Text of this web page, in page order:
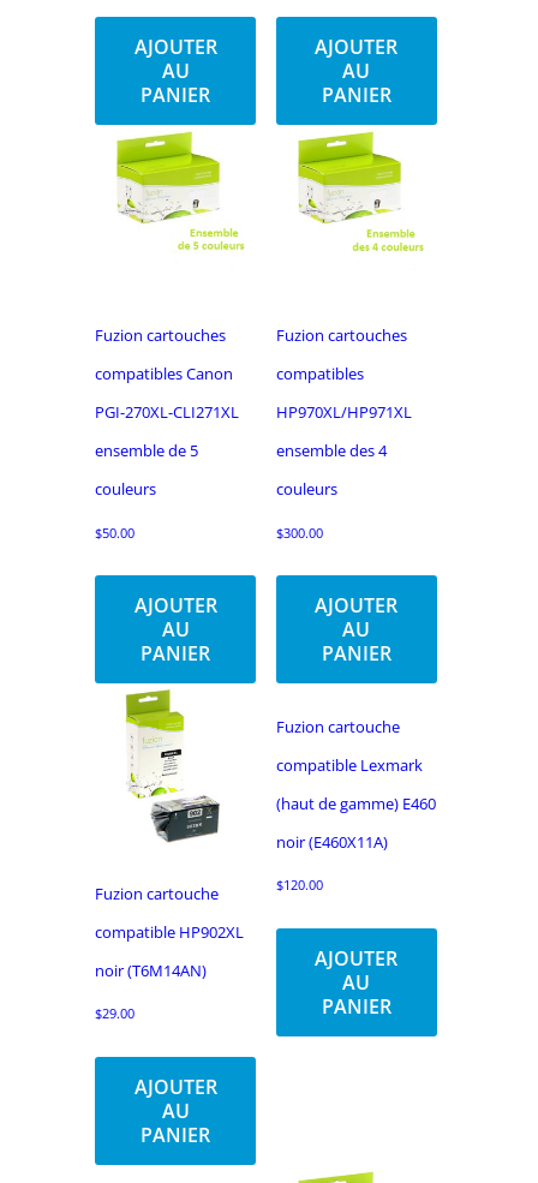
AJOUTER
AU
PANIER
AJOUTER
AU
PANIER
Fuzion cartouches
compatibles Canon
PGI-270XL-CLI271XL
ensemble de 5
couleurs
$50.00
AJOUTER
AU
PANIER
Fuzion cartouches
compatibles
HP970XL/HP971XL
ensemble des 4
couleurs
$300.00
AJOUTER
AU
PANIER
Fuzion cartouche
compatible HP902XL
noir (T6M14AN)
$29.00
AJOUTER
AU
PANIER
Fuzion cartouche
compatible Lexmark
(haut de gamme) E460
noir (E460X11A)
$120.00
AJOUTER
AU
PANIER